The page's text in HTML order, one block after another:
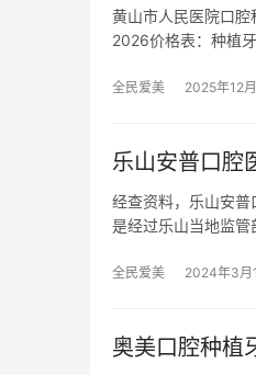
黄山市人民医院口
2026价格表：种植
全民爱美 2025年12
乐山安普口腔
经查资料，乐山安
是经过乐山当地监
全民爱美 2024年3月
奥美口腔种植